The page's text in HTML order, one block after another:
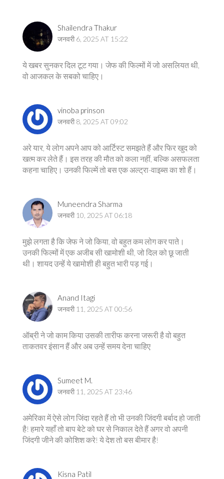
Shailendra Thakur
जनवरी 6, 2025 AT 15:22
ये खबर सुनकर दिल टूट गया। जेफ की फिल्मों में जो असलियत थी,
वो आजकल के सबको चाहिए।
vinoba prinson
जनवरी 8, 2025 AT 09:02
अरे यार, ये लोग अपने आप को आर्टिस्ट समझते हैं और फिर खुद को
खत्म कर लेते हैं। इस तरह की मौत को कला नहीं, बल्कि असफलता
कहना चाहिए। उनकी फिल्में तो बस एक अल्ट्रा-वाइब्स का शो हैं।
Muneendra Sharma
जनवरी 10, 2025 AT 06:18
मुझे लगता है कि जेफ ने जो किया, वो बहुत कम लोग कर पाते।
उनकी फिल्मों में एक अजीब सी खामोशी थी, जो दिल को छू जाती
थी। शायद उन्हें ये खामोशी ही बहुत भारी पड़ गई।
Anand Itagi
जनवरी 11, 2025 AT 00:56
ऑब्री ने जो काम किया उसकी तारीफ करना जरूरी है वो बहुत
ताकतवर इंसान हैं और अब उन्हें समय देना चाहिए
Sumeet M.
जनवरी 11, 2025 AT 23:46
अमेरिका में ऐसे लोग जिंदा रहते हैं तो भी उनकी जिंदगी बर्बाद हो जाती
है! हमारे यहाँ तो बाप बेटे को घर से निकाल देते हैं अगर वो अपनी
जिंदगी जीने की कोशिश करे! ये देश तो बस बीमार है!
Kisna Patil